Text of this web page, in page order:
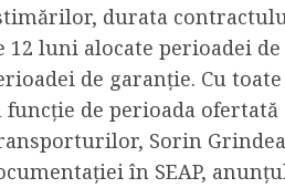
durata
12 luni alocate perioadei
de garanție. Cu
funcție de perioada
Sorin
în SEAP,